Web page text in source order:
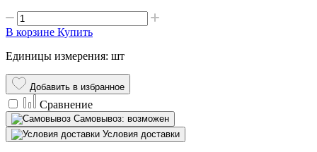
В корзине Купить
Единицы измерения: шт
Добавить в избранное
Сравнение
Самовывоз: возможен
Условия доставки